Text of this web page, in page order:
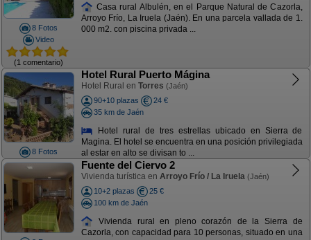
8 Fotos
Video
(1 comentario)
Casa rural Albulén, en el Parque Natural de Cazorla,
Arroyo Frío, La Iruela (Jaén). En una parcela vallada de 1.
000 m2. con piscina privada ...
8 Fotos
Hotel Rural Puerto Mágina
Hotel Rural en Torres (Jaén)
90+10 plazas
24 €
35 km de Jaén
Hotel rural de tres estrellas ubicado en Sierra de
Magina. El hotel se encuentra en una posición privilegiada
al estar en alto se divisan to ...
Fuente del Ciervo 2
Vivienda turística en Arroyo Frío / La Iruela (Jaén)
10+2 plazas
25 €
100 km de Jaén
Vivienda rural en pleno corazón de la Sierra de
Cazorla, con capacidad para 10 personas, situado en una